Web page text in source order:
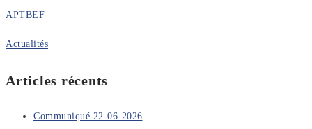
APTBEF
Actualités
Articles récents
Communiqué 22-06-2026